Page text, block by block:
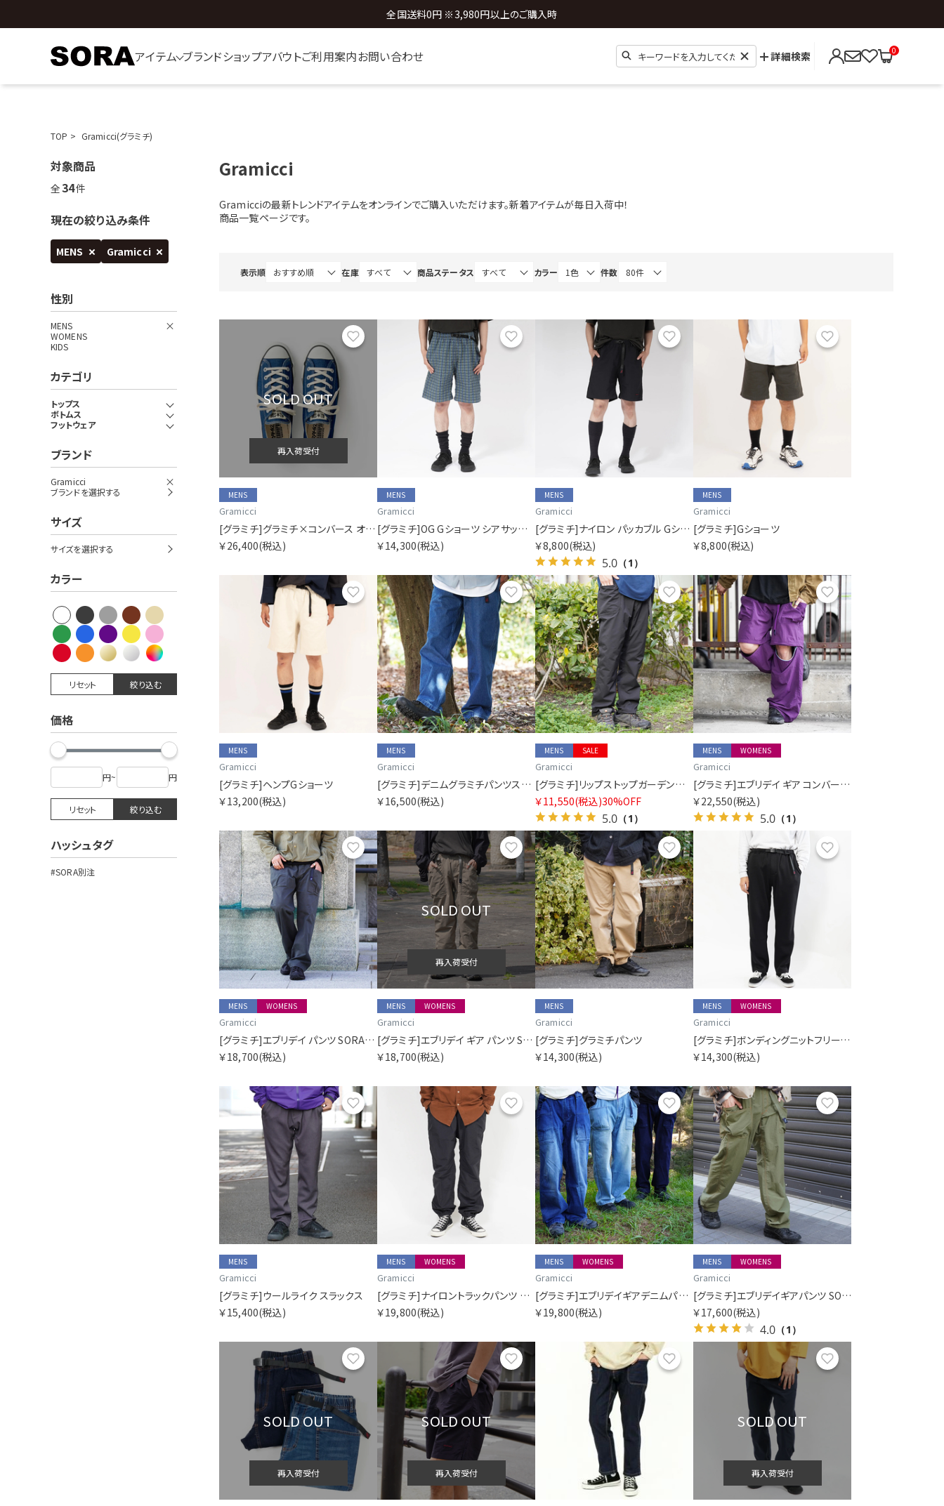
全国送料0円 ※3,980円以上のご購入時
アイテム ブランドショップアバウトご利用案内お問い合わせ 詳細検索 0
TOP Gramicci(グラミチ)
対象商品
全34件
現在の絞り込み条件
MENS Gramicci
性別
MENS
WOMENS
KIDS
カテゴリ
トップス
ボトムス
フットウェア
ブランド
Gramicci
ブランドを選択する
サイズ
サイズを選択する
カラー
リセット 絞り込む
価格
円~ 円
リセット 絞り込む
ハッシュタグ
#SORA別注
Gramicci
Gramicciの最新トレンドアイテムをオンラインでご購入いただけます。新着アイテムが毎日入荷中！
商品一覧ページです。
表示順 在庫 商品ステータス カラー 件数
SOLD OUT
再入荷受付
MENS
Gramicci
[グラミチ]グラミチ×コンバース オールスター J ヘンプ デニム OX
￥26,400(税込)
MENS
Gramicci
[グラミチ]OG Gショーツ シアサッカー プレイド
￥14,300(税込)
MENS
Gramicci
[グラミチ]ナイロン パッカブル Gショーツ
￥8,800(税込)
5.0 （1）
MENS
Gramicci
[グラミチ]Gショーツ
￥8,800(税込)
お気に入り
MENS
Gramicci
[グラミチ]ヘンプGショーツ
￥13,200(税込)
お気に入り
MENS
Gramicci
[グラミチ]デニムグラミチパンツストレートフィット
￥16,500(税込)
お気に入り
SALE
MENS
Gramicci
[グラミチ]リップストップガーデンパンツ
￥11,550(税込)30%OFF
5.0 （1）
お気に入り
MENS WOMENS
Gramicci
[グラミチ]エブリデイ ギア コンバーチブル パンツ SORA別注
￥22,550(税込)
5.0 （1）
お気に入り
MENS WOMENS
Gramicci
[グラミチ]エブリデイ パンツ SORA別注
￥18,700(税込)
お気に入り
SOLD OUT
再入荷受付
MENS WOMENS
Gramicci
[グラミチ]エブリデイ ギア パンツ SORA別注
￥18,700(税込)
お気に入り
MENS
Gramicci
[グラミチ]グラミチパンツ
￥14,300(税込)
MENS WOMENS
Gramicci
[グラミチ]ボンディングニットフリースイージーテーパードパンツ
￥14,300(税込)
お気に入り
MENS
Gramicci
[グラミチ]ウールライク スラックス
￥15,400(税込)
お気に入り
MENS WOMENS
Gramicci
[グラミチ]ナイロントラックパンツ ウィズオクタ
￥19,800(税込)
お気に入り
MENS WOMENS
Gramicci
[グラミチ]エブリデイギアデニムパンツ SORA別注
￥19,800(税込)
お気に入り
MENS WOMENS
Gramicci
[グラミチ]エブリデイギアパンツ SORA別注
￥17,600(税込)
4.0 （1）
SOLD OUT
再入荷受付
SOLD OUT
再入荷受付
SOLD OUT
再入荷受付